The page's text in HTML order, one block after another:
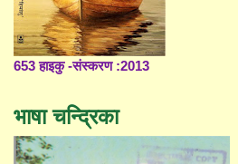
653 हाइकु -संस्करण :2013
भाषा चन्द्रिका